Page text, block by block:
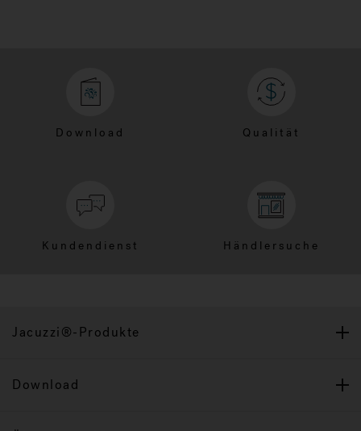
Download Qualität
Kundendienst Händlersuche
Jacuzzi®-Produkte
Download